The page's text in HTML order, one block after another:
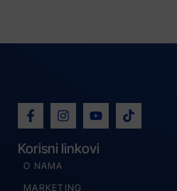
Korisni linkovi
O NAMA
MARKETING